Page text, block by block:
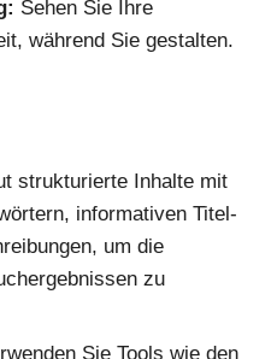
Sehen Sie Ihre
während Sie gestalten.
strukturierte Inhalte mit
informativen Titel-
um die
zu
Sie Tools wie den